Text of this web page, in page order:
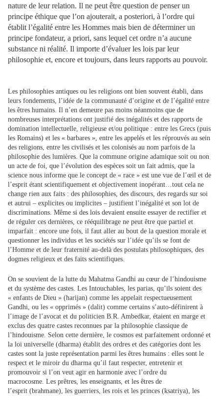
nature de leur relation. Il ne peut être question de penser un
principe éthique que l’on ajouterait, a posteriori, à l’ordre qui
établit l’égalité entre les Hommes mais bien de déterminer un
principe fondateur, a priori, sans lequel cet ordre n’a aucune
substance ni réalité. Il importe d’évaluer les lois par leur
philosophie et, encore et toujours, dans leurs rapports au pouvoir.
Les philosophies antiques ou les religions ont bien souvent établi, dans
leurs fondements, l’idée de la communauté d’origine et de l’égalité entre
les êtres humains. Il n’en demeure pas moins néanmoins que de
nombreuses interprétations ont justifié des inégalités et des rapports de
domination intellectuelle, religieuse et/ou politique : entre les Grecs (puis
les Romains) et les « barbares », entre les appelés et les réprouvés au sein
des religions, entre les civilisés et les colonisés au nom parfois de la
philosophie des lumières. Que la commune origine adamique soit ou non
un acte de foi, que l’évolution des espèces soit un fait admis, que la
science nous informe que le concept de « race » est une vue de l’œil et de
l’esprit étant scientifiquement et objectivement inopérant…tout cela ne
change rien aux faits : des philosophies, des discours, des regards sur soi
et autrui – explicites ou implicites – justifient l’inégalité et son lot de
discriminations. Même si des lois devaient ensuite essayer de rectifier et
de réguler ces dernières, ce rééquilibrage ne peut être que partiel et
imparfait : encore une fois, il faut aller au bout de la question morale et
questionner les individus et les sociétés sur l’idée qu’ils se font de
l’Homme et de leur fraternité au-delà des postulats philosophiques, des
dogmes religieux et des faits scientifiques.
On se souvient de la lutte du Mahatma Gandhi au cœur de l’hindouisme
et du système des castes. Les Intouchables, les parias, qu’ils soient des
« enfants de Dieu » (harijan) comme les appelait respectueusement
Gandhi, ou les « opprimés » (dalit) comme certains s’auto-définirent à
l’image de l’avocat et du politicien B.R. Ambedkar, étaient en marge et
exclus des quatre castes reconnues par la philosophie classique de
l’hindouisme. Selon cette dernière, le cosmos est parfaitement ordonné et
la loi universelle (dharma) établit des ordres et des catégories dont les
castes sont la juste représentation parmi les êtres humains : elles sont le
respect et le miroir du dharma qu’il faut respecter, entretenir et
promouvoir si l’on veut agir en harmonie avec l’ordre du
macrocosme. Les prêtres, les enseignants, et les êtres de
l’esprit (brahmane), les guerriers, les rois et les princes (ksatriya), les